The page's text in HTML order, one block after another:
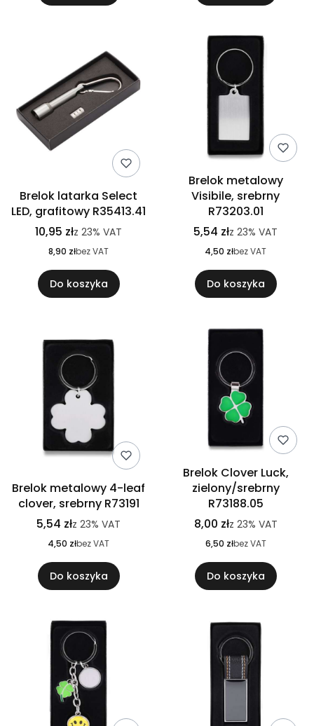
Brelok latarka Select
LED, grafitowy R35413.41
10,95 złz 23% VAT
8,90 złbez VAT
Do koszyka
Brelok metalowy
Visibile, srebrny
R73203.01
5,54 złz 23% VAT
4,50 złbez VAT
Do koszyka
Brelok metalowy 4-leaf
clover, srebrny R73191
5,54 złz 23% VAT
4,50 złbez VAT
Do koszyka
Brelok Clover Luck,
zielony/srebrny
R73188.05
8,00 złz 23% VAT
6,50 złbez VAT
Do koszyka